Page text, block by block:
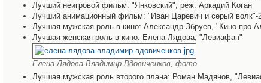
Лучший неигровой фильм: "Янковский", реж. Аркадий Коган
Лучший анимационный фильм: "Иван Царевич и серый волк"-
Лучшая мужская роль в кино: Александр Збруев, "Кино про
Лучшая женская роль в кино: Елена Лядова, "Левиафан"
Елена Лядова Владимир Вдовиченков, фото
Лучшая мужская роль второго плана: Роман Мадянов,